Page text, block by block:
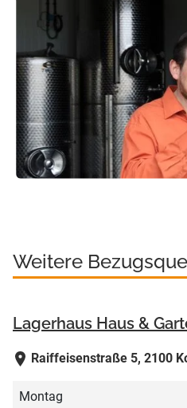
Weitere
Lagerhaus Haus &
Raiffeisenstraße 5, 2100
Montag